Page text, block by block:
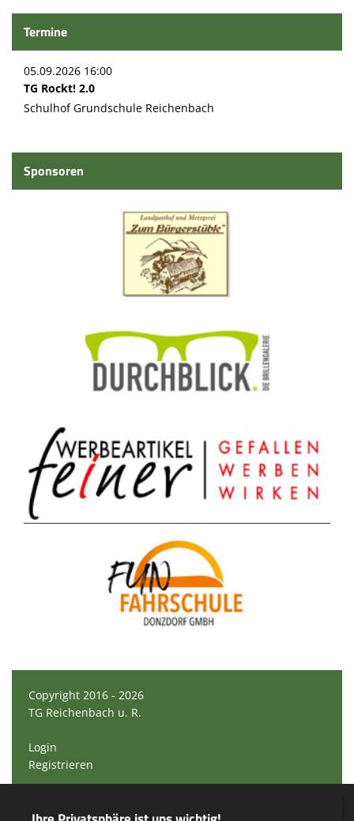
Termine
05.09.2026 16:00
TG Rockt! 2.0
Schulhof Grundschule Reichenbach
Sponsoren
Copyright 2016 - 2026
TG Reichenbach u. R.
Login
Registrieren